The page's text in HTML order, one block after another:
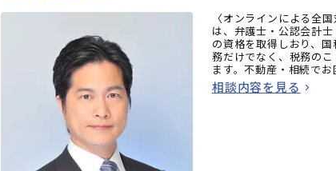
〈オンラインによる全
は、弁護士・公認会計
の資格を取得しおり、
務だけでなく、税務の
ます。不動産・相続で
方はお気軽にご相談くだ
相談内容を見る